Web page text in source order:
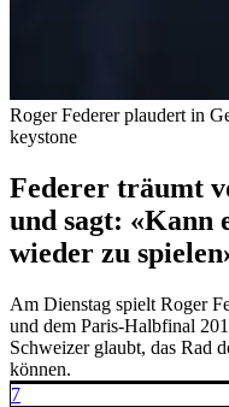
Roger Federer plaudert in
keystone
Federer träumt
und sagt: «Kann
wieder zu
Am Dienstag spielt Roger
und dem Paris-Halbfinal
Schweizer glaubt, das Rad
können.
7